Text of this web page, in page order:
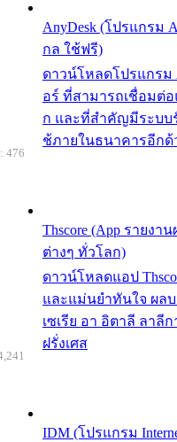
AnyDesk (โปรแกรม
กล ใช้ฟรี)
ดาวน์โหลดโปรแกรม
อร์ ที่สามารถเชื่อมต่
ก และที่สำคัญมีระบบ
ช้ภายในธนาคารอีกด้
Thscore (App รายง
ต่างๆ ทั่วโลก)
ดาวน์โหลดแอป
และแม่นยำทันใจ ผล
เซเรีย อา อิตาลี ลาลี
ฝรั่งเศส
476
IDM (โปรแกรม